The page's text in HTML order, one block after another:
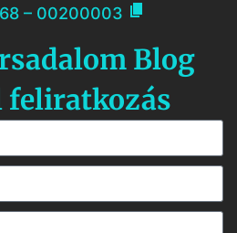
– 00200003 
Blog
feliratkozás